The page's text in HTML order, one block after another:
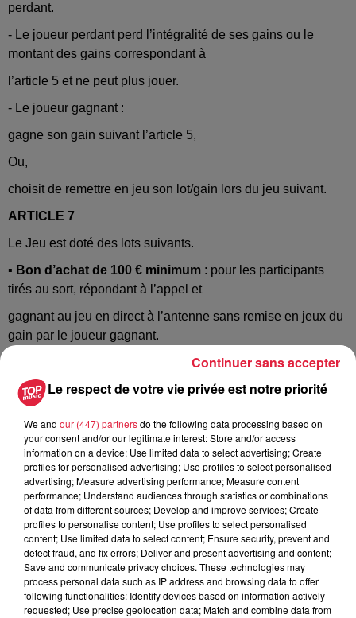
perdant.
- Le joueur perdant perd l’intégralité de ses gains ou le
montant des gains correspondant à
l’article 5 et ne peut plus jouer.
- Le joueur gagnant :
gagne son gain suivant l’article 5,
Ou,
choisit de remettre en jeu son lot/gain lors du jeu suivant.
ARTICLE 7
Le Jeu est doté des lots suivants.
▪ Bon d’achat de 100 € minimum : pour les participants
tirés au sort, répondant à l’appel et
gagnant au jeu en direct à l’antenne sans remise en jeux du
gain par le joueur gagnant.
Un ou deux tirages au sort par jour, du lundi au vendredi,
hors jours fériés et périodes de
vacances scolaires du 01/09/2025 au 31/12/2026.
Le détail des lots sera annoncé à l’antenne et/ou sur le site
internet www.topmusic.fr.L'Organisatrice se réserve la
possibilité de remplacer les lots par des prix d'une valeur
équivalente, sans qu'aucune réclamation ne puisse être
formulée à cet égard.
Il est précisé que le Joueur désigné gagnant conformément
au présent règlement sera la
personne titulaire du compte bancaire correspondant au
numéro de téléphone utilisé pour
Le respect de votre vie privée est notre priorité
We and our (447) partnersdo the following data processing based on
your consent and/or our legitimate interest: Store and/or access
information on a device; Use limited data to select advertising; Create
profiles for personalised advertising; Use profiles to select personalised
advertising; Measure advertising performance; Measure content
performance; Understand audiences through statistics or combinations
of data from different sources; Develop and improve services; Create
profiles to personalise content; Use profiles to select personalised
content; Use limited data to select content; Ensure security, prevent and
detect fraud, and fix errors; Deliver and present advertising and content;
Save and communicate privacy choices. These technologies may
process personal data such as IP address and browsing data to offer
following functionalities: Identify devices based on information actively
requested; Use precise geolocation data; Match and combine data from
Continuer sans accepter